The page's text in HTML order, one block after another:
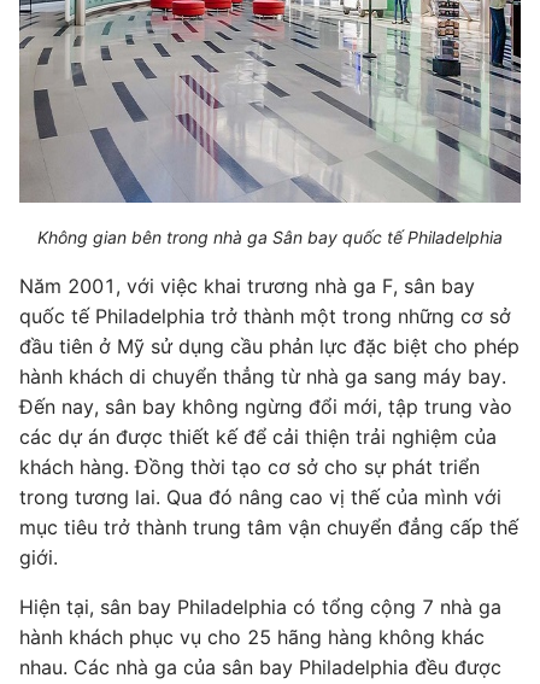
Không gian bên trong nhà ga Sân bay quốc tế Philadelphia
Năm 2001, với việc khai trương nhà ga F, sân bay
quốc tế Philadelphia trở thành một trong những cơ sở
đầu tiên ở Mỹ sử dụng cầu phản lực đặc biệt cho phép
hành khách di chuyển thẳng từ nhà ga sang máy bay.
Đến nay, sân bay không ngừng đổi mới, tập trung vào
các dự án được thiết kế để cải thiện trải nghiệm của
khách hàng. Đồng thời tạo cơ sở cho sự phát triển
trong tương lai. Qua đó nâng cao vị thế của mình với
mục tiêu trở thành trung tâm vận chuyển đẳng cấp thế
giới.
Hiện tại, sân bay Philadelphia có tổng cộng 7 nhà ga
hành khách phục vụ cho 25 hãng hàng không khác
nhau. Các nhà ga của sân bay Philadelphia đều được